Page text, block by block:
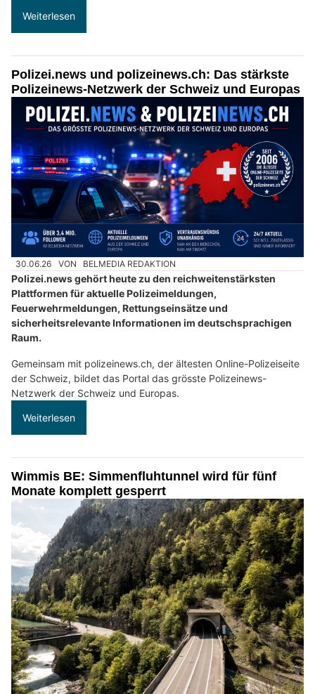
Weiterlesen
Polizei.news und polizeinews.ch: Das stärkste
Polizeinews-Netzwerk der Schweiz und Europas
30.06.26 VON BELMEDIA REDAKTION
Polizei.news gehört heute zu den reichweitenstärksten
Plattformen für aktuelle Polizeimeldungen,
Feuerwehrmeldungen, Rettungseinsätze und
sicherheitsrelevante Informationen im deutschsprachigen
Raum.
Gemeinsam mit polizeinews.ch, der ältesten Online-Polizeiseite
der Schweiz, bildet das Portal das grösste Polizeinews-
Netzwerk der Schweiz und Europas.
Weiterlesen
Wimmis BE: Simmenfluhtunnel wird für fünf
Monate komplett gesperrt